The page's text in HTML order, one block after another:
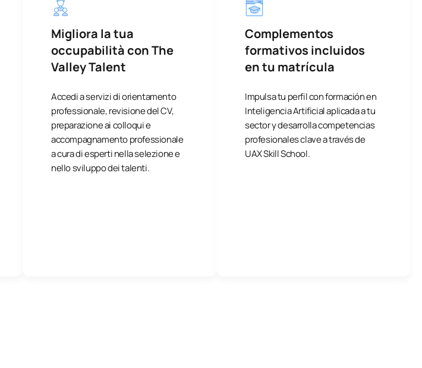
Migliora la tua
occupabilità con The
Valley Talent
Accedi a servizi di orientamento
professionale, revisione del CV,
preparazione ai colloqui e
accompagnamento professionale
a cura di esperti nella selezione e
nello sviluppo dei talenti.
Complementos
formativos incluidos
en tu matrícula
Impulsa tu perfil con formación en
Inteligencia Artificial aplicada a tu
sector y desarrolla competencias
profesionales clave a través de
UAX Skill School.